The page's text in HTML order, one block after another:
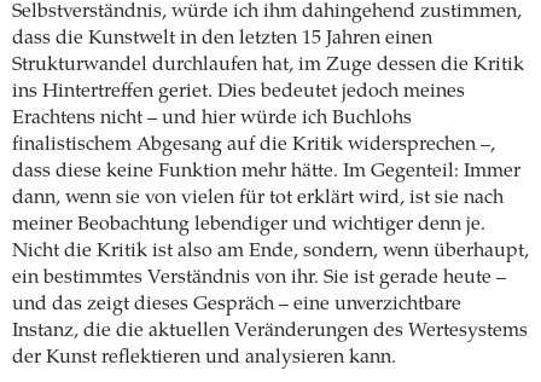
Selbstverständnis, würde ich ihm dahingehend zustimmen,
dass die Kunstwelt in den letzten 15 Jahren einen
Strukturwandel durchlaufen hat, im Zuge dessen die Kritik
ins Hintertreffen geriet. Dies bedeutet jedoch meines
Erachtens nicht – und hier würde ich Buchlohs
finalistischem Abgesang auf die Kritik widersprechen –,
dass diese keine Funktion mehr hätte. Im Gegenteil: Immer
dann, wenn sie von vielen für tot erklärt wird, ist sie nach
meiner Beobachtung lebendiger und wichtiger denn je.
Nicht die Kritik ist also am Ende, sondern, wenn überhaupt,
ein bestimmtes Verständnis von ihr. Sie ist gerade heute –
und das zeigt dieses Gespräch – eine unverzichtbare
Instanz, die die aktuellen Veränderungen des Wertesystems
der Kunst reflektieren und analysieren kann.